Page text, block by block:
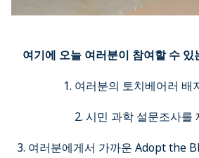
여기에 오늘 여러분이 참여할 수
1. 여러분의 토치베어러 배
2. 시민 과학 설문조사를
3. 여러분에게서 가까운 Adopt the